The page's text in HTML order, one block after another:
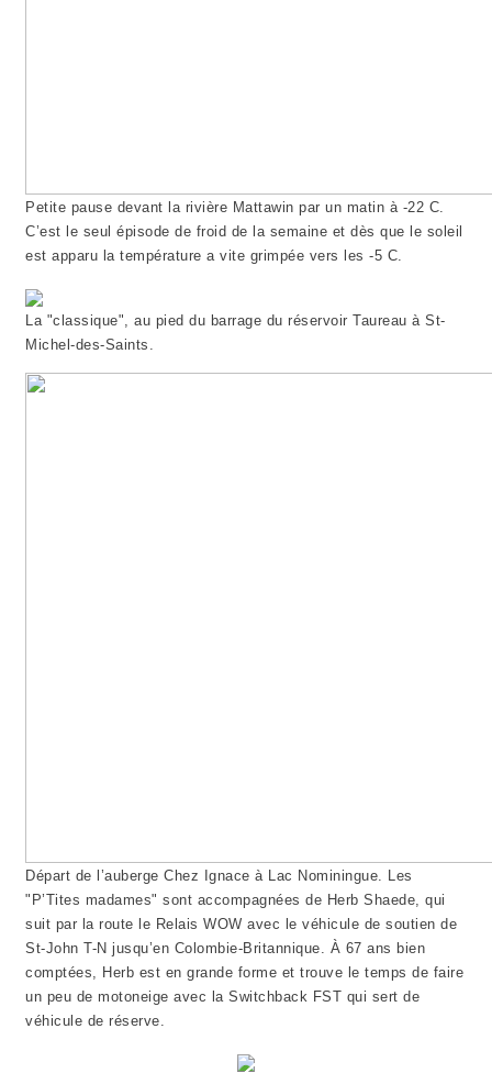
Petite pause devant la rivière Mattawin par un matin à -22 C.
C’est le seul épisode de froid de la semaine et dès que le soleil
est apparu la température a vite grimpée vers les -5 C.
La "classique", au pied du barrage du réservoir Taureau à St-
Michel-des-Saints.
Départ de l’auberge Chez Ignace à Lac Nominingue. Les
"P’Tites madames" sont accompagnées de Herb Shaede, qui
suit par la route le Relais WOW avec le véhicule de soutien de
St-John T-N jusqu’en Colombie-Britannique. À 67 ans bien
comptées, Herb est en grande forme et trouve le temps de faire
un peu de motoneige avec la Switchback FST qui sert de
véhicule de réserve.